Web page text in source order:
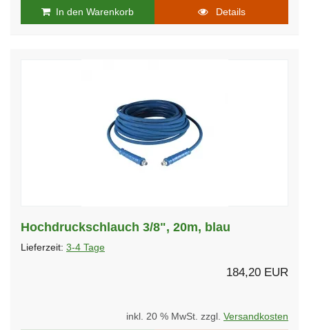
In den Warenkorb Details
Hochdruckschlauch 3/8", 20m, blau
Lieferzeit: 3-4 Tage
184,20 EUR
inkl. 20 % MwSt. zzgl. Versandkosten